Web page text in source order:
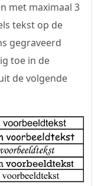
met maximaal 3
tekst op de
gegraveerd
toe in de
de volgende